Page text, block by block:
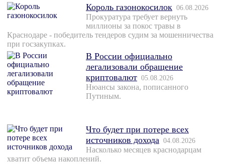
Король газонокосилок 06.08.2026
Прокуратура требует вернуть
миллионы за покос травы в
Краснодаре - победитель тендеров судим за мошенничества
при госзакупках.
В России официально
легализовали обращение
криптовалют 05.08.2026
Нюансы закона, пописанного
Путиным.
Что будет при потере всех
источников дохода 04.08.2026
Насколько месяцев краснодарцам
хватит объема накоплений.